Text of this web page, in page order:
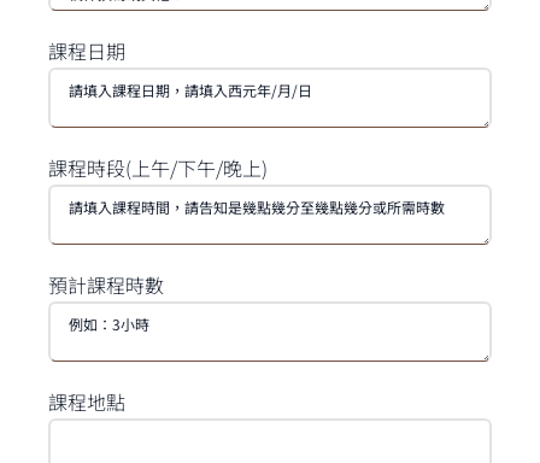
課程日期
課程時段(上午/下午/晚上)
預計課程時數
課程地點